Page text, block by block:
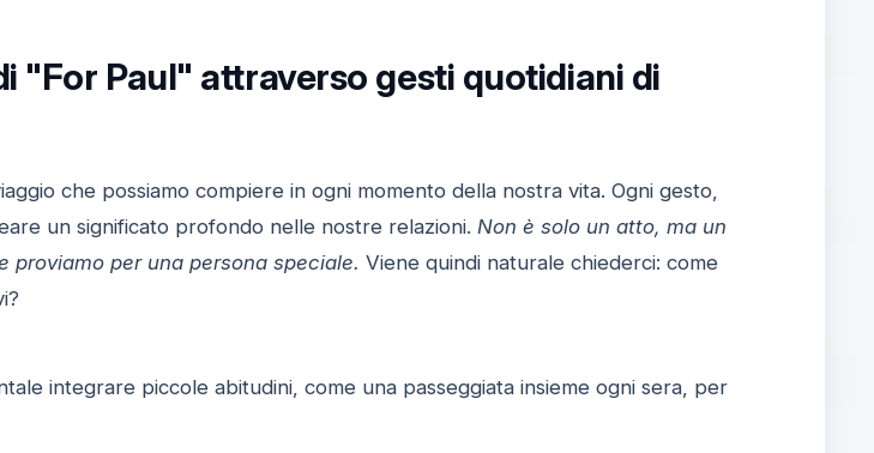
"For Paul" attraverso gesti quotidiani di
che possiamo compiere in ogni momento della nostra vita. Ogni gesto,
un significato profondo nelle nostre relazioni. Non è solo un atto, ma un
proviamo per una persona speciale. Viene quindi naturale chiederci: come
integrare piccole abitudini, come una passeggiata insieme ogni sera, per